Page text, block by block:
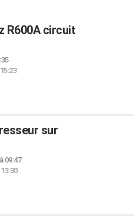
R600A circuit
sur
09:47